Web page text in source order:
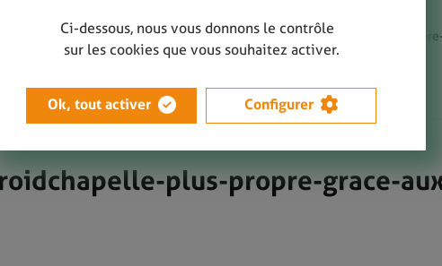
propre grâce aux élèves 20210309_l-avenir-Froidchapelle-plus-
plus-propre-grace-
Ci-dessous, nous vous donnons le contrôle
sur les cookies que vous souhaitez activer.
Ok, tout activer Configurer